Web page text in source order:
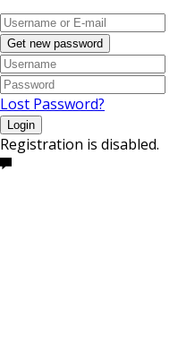
Get new password
Lost Password?
Login
Registration is disabled.